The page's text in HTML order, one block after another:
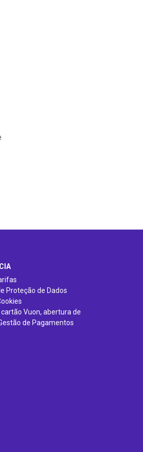
Proteção de Dados
Vuon, abertura de
de Pagamentos